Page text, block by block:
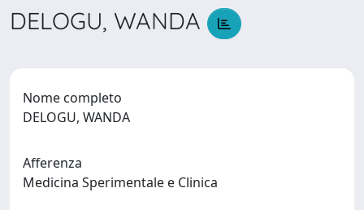
DELOGU, WANDA
Nome completo
DELOGU, WANDA
Afferenza
Medicina Sperimentale e Clinica